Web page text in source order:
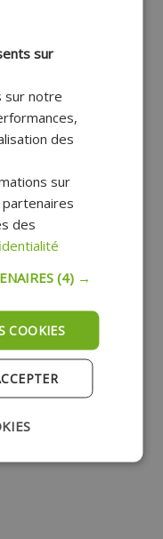
sur
sur notre
des
sur
des
(4) →
COOKIES